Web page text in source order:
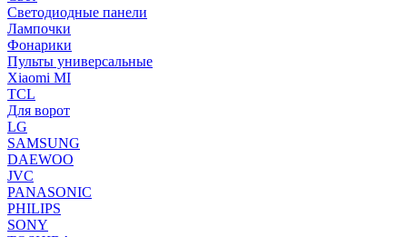
Светодиодные панели
Лампочки
Фонарики
Пульты универсальные
Xiaomi MI
TCL
Для ворот
LG
SAMSUNG
DAEWOO
JVC
PANASONIC
PHILIPS
SONY